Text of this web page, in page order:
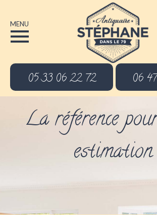
MENU
05 33 06 22 72 06
La référence
estimation